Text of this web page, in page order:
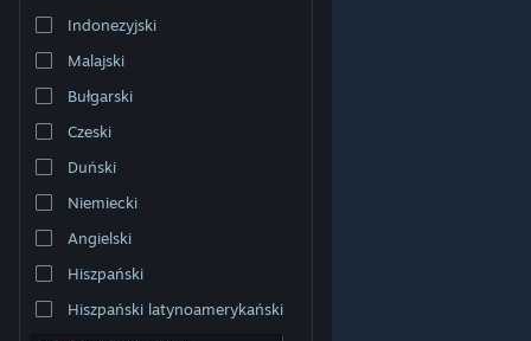
Indonezyjski
Malajski
Bułgarski
Czeski
Duński
Niemiecki
Angielski
Hiszpański
Hiszpański latynoamerykański